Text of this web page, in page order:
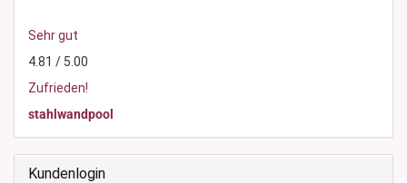
Sehr gut
4.81 / 5.00
Zufrieden!
stahlwandpool
Kundenlogin